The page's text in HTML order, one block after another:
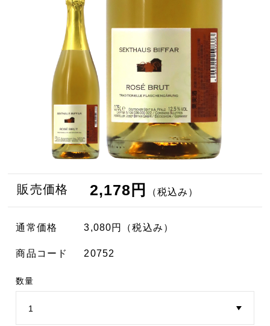
販売価格 2,178円 （税込み）
通常価格 3,080円 （税込み）
商品コード 20752
数量